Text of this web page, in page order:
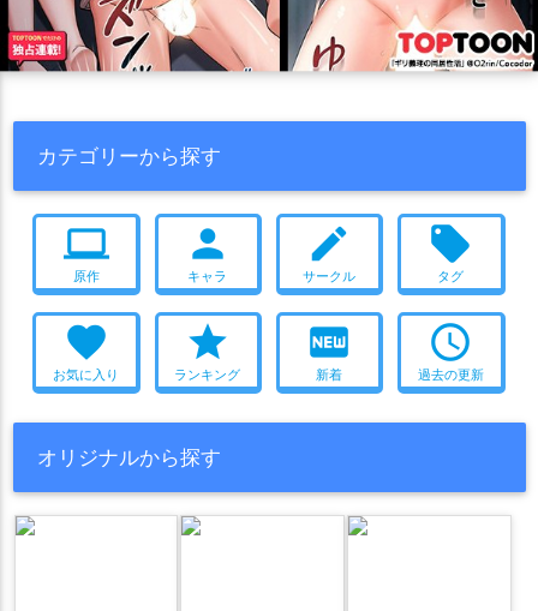
カテゴリーから探す
computer
原作
person
キャラ
create
サークル
local_offer
タグ
favorite
お気に入り
star
ランキング
fiber_new
新着
access_time
過去の更新
オリジナルから探す